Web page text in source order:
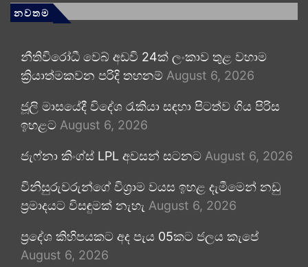
නවතම
නීතිවිරෝධී වෙබ් අඩවි 24ක් ලංකාව තුළ වහාම
ක්‍රියාත්මකවන පරිදි තහනම් August 6, 2026
ජූලි මාසයේදී විදේශ රැකියා සඳහා පිටත්ව ගිය පිරිස
ඉහළට August 6, 2026
ජැෆ්නා කිංග්ස් LPL අවසන් සටනට August 6, 2026
විනිසුරුවරුන්ගේ විශ්‍රාම වයස ඉහළ දැමීමෙන් නඩු
ප්‍රමාදයට විසඳුමක් නැහැ August 6, 2026
ප්‍රදේශ කිහිපයකට අද පැය 05කට ජලය කැපේ
August 6, 2026